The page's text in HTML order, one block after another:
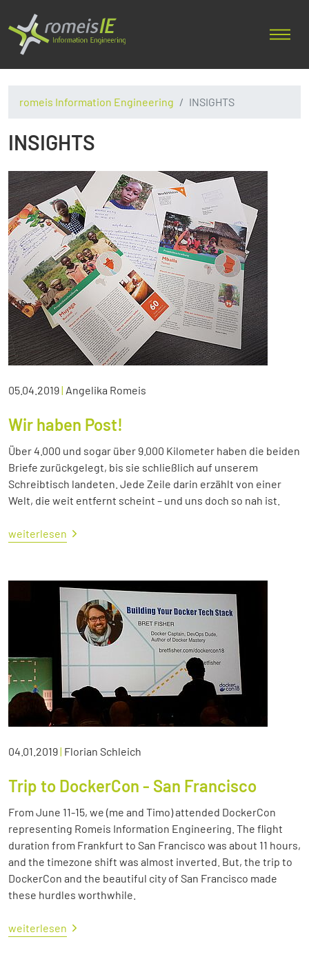
romeis Information Engineering INSIGHTS
INSIGHTS
05.04.2019| Angelika Romeis
Wir haben Post!
Über 4.000 und sogar über 9.000 Kilometer haben die beiden
Briefe zurückgelegt, bis sie schließlich auf unserem
Schreibtisch landeten. Jede Zeile darin erzählt von einer
Welt, die weit entfernt scheint – und uns doch so nah ist.
weiterlesen
04.01.2019| Florian Schleich
Trip to DockerCon - San Francisco
From June 11-15, we (me and Timo) attended DockerCon
representing Romeis Information Engineering. The flight
duration from Frankfurt to San Francisco was about 11 hours,
and the timezone shift was almost inverted. But, the trip to
DockerCon and the beautiful city of San Francisco made
these hurdles worthwhile.
weiterlesen